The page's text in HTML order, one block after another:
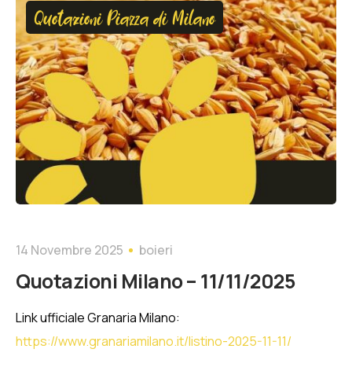
Quotazioni Piazza di Milano
14 Novembre 2025 boieri
Quotazioni Milano – 11/11/2025
Link ufficiale Granaria Milano:
https://www.granariamilano.it/listino-2025-11-11/